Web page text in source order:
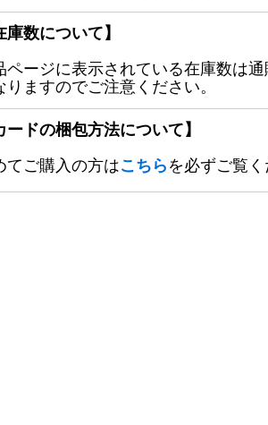
庫数について】
ページに表示されている在庫数は
りますのでご注意ください。
ードの梱包方法について】
てご購入の方はこちら を必ずご覧く